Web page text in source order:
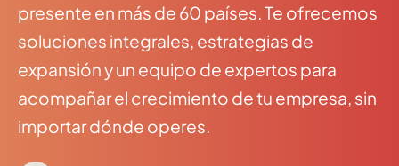
presente en más de 60 países. Te ofrecemos
soluciones integrales, estrategias de
expansión y un equipo de expertos para
acompañar el crecimiento de tu empresa, sin
importar dónde operes.